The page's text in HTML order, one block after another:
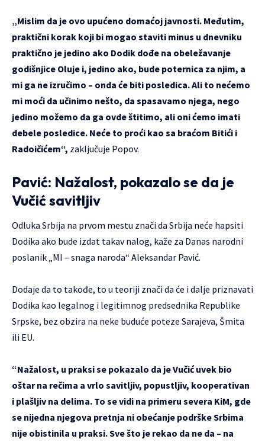
„Mislim da je ovo upućeno domaćoj javnosti. Međutim,
praktični korak koji bi mogao staviti minus u dnevniku
praktično je jedino ako Dodik dođe na obeležavanje
godišnjice Oluje i, jedino ako, bude poternica za njim, a
mi ga ne izručimo – onda će biti posledica. Ali to nećemo
mi moći da učinimo nešto, da spasavamo njega, nego
jedino možemo da ga ovde štitimo, ali oni ćemo imati
debele posledice. Neće to proći kao sa braćom Bitići i
Radoičićem“, zaključuje Popov.
Pavić: Nažalost, pokazalo se da je
Vučić savitljiv
Odluka Srbija na prvom mestu znači da Srbija neće hapsiti
Dodika ako bude izdat takav nalog, kaže za Danas narodni
poslanik „MI – snaga naroda“ Aleksandar Pavić.
Dodaje da to takođe, to u teoriji znači da će i dalje priznavati
Dodika kao legalnog i legitimnog predsednika Republike
Srpske, bez obzira na neke buduće poteze Sarajeva, Šmita
ili EU.
“Nažalost, u praksi se pokazalo da je Vučić uvek bio
oštar na rečima a vrlo savitljiv, popustljiv, kooperativan
i plašljiv na delima. To se vidi na primeru severa KiM, gde
se nijedna njegova pretnja ni obećanje podrške Srbima
nije obistinila u praksi. Sve što je rekao da ne da – na